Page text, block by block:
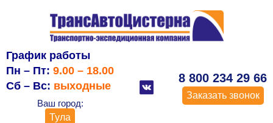
График работы
Пн – Пт: 9.00 – 18.00
Сб – Вс: выходные
Ваш город:
Тула
8 800 234 29 66
Заказать звонок